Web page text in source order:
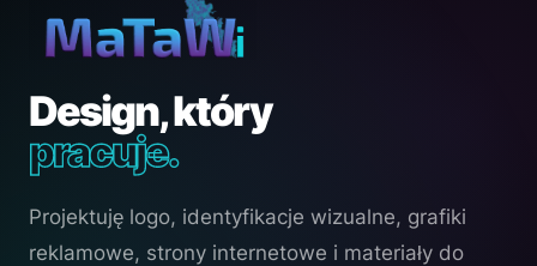
Design, który
pracuje.
Projektuję logo, identyfikacje wizualne, grafiki
reklamowe, strony internetowe i materiały do